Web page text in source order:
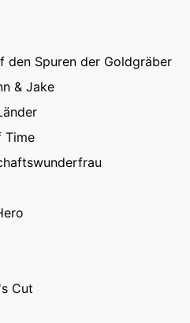
den Spuren der Goldgräber
& Jake
Time
Cut